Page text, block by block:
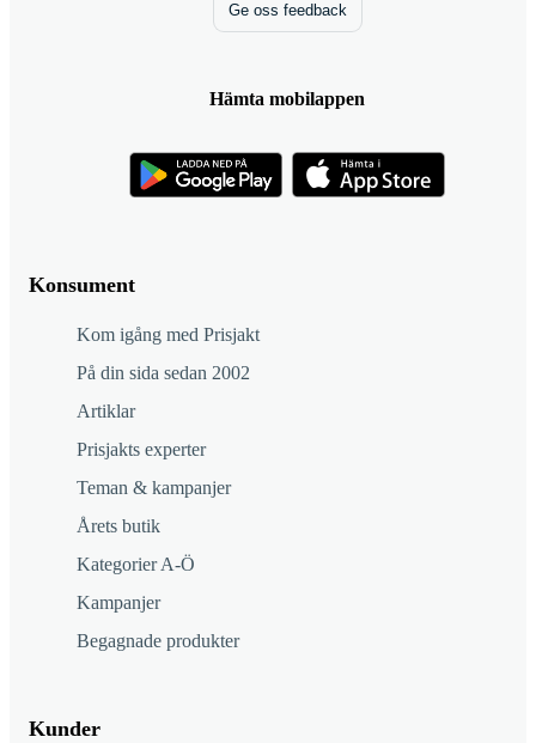
Konsument
Kom igång med Prisjakt
På din sida sedan 2002
Artiklar
Prisjakts experter
Teman & kampanjer
Årets butik
Kategorier A-Ö
Kampanjer
Begagnade produkter
Kunder
Ge oss feedback
Hämta mobilappen